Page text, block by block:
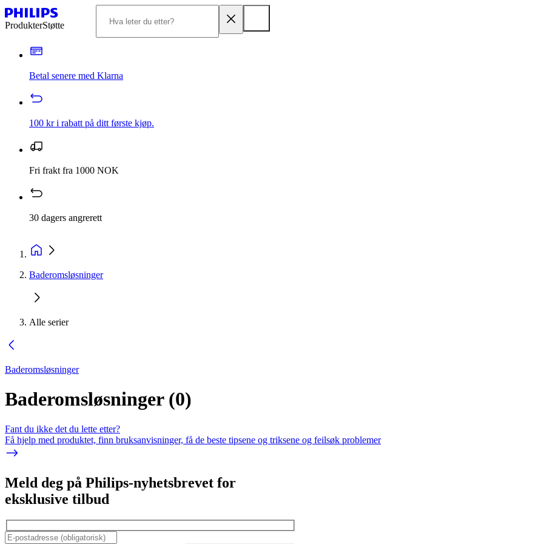
ProdukterStøtte
Betal senere med Klarna
100 kr i rabatt på ditt første kjøp.
Fri frakt fra 1000 NOK
30 dagers angrerett
Baderomsløsninger
Alle serier
Baderomsløsninger
Baderomsløsninger(0)
Fant du ikke det du lette etter?
Få hjelp med produktet, finn bruksanvisninger, få de beste tipsene og triksene og feilsøk problemer
Meld deg på Philips-nyhetsbrevet for
eksklusive tilbud